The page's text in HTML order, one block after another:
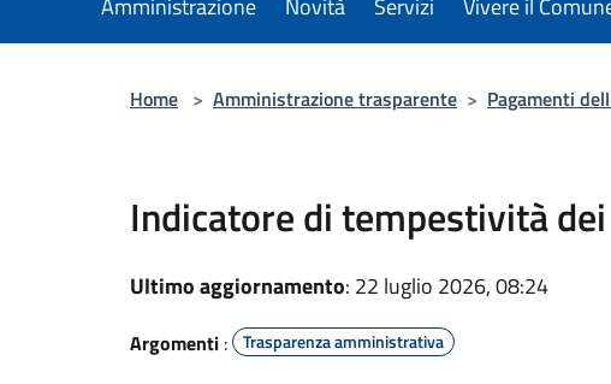
Amministrazione Novità Servizi Vivere il
Home > Amministrazione trasparente > Pagamenti
Indicatore di tempestività
Ultimo aggiornamento: 22 luglio 2026, 08:24
Argomenti : Trasparenza amministrativa